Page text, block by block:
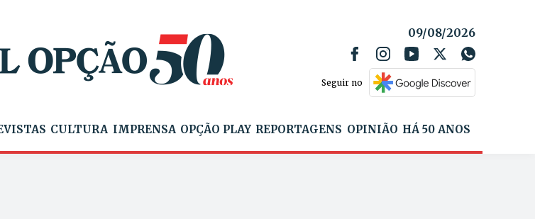
09/08/2026
Seguir no
CULTURA IMPRENSA OPÇÃO PLAY REPORTAGENS OPINIÃO HÁ 50 ANOS